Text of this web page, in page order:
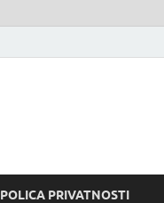
POLICA PRIVATNOSTI